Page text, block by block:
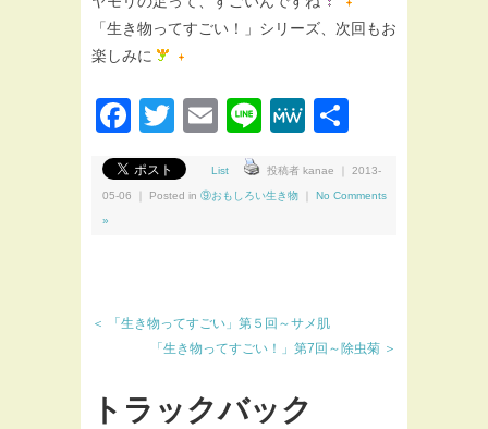
「生き物ってすごい！」シリーズ、次回もお
楽しみに
Facebook
Twitter
EmailLineMeWe
List 投稿者 kanae ｜ 2013-
05-06 ｜ Posted in ⑨おもしろい生き物 No Comments
»
＜ 「生き物ってすごい」第５回～サメ肌
「生き物ってすごい！」第7回～除虫菊 ＞
トラックバック